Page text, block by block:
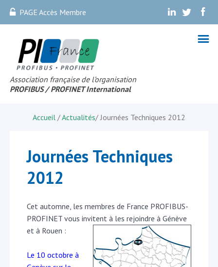
PAGE Accès Membre . . .
Association française de l’organisation
PROFIBUS / PROFINET International
Accueil /Actualités/Journées Techniques 2012
Journées Techniques
2012
Cet automne, les membres de France PROFIBUS-
PROFINET vous invitent à les rejoindre à Génève
et à Rouen :
Le 10 octobre à